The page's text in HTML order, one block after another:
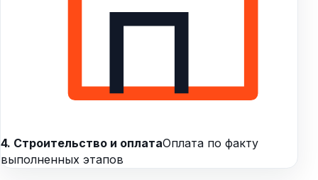
4. Строительство и оплатаОплата по факту
выполненных этапов